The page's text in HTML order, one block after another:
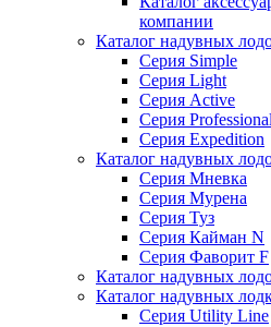
компании
Каталог надувных
Серия Simple
Серия Light
Серия Active
Серия Professional
Серия Expedition
Каталог надувных
Серия Мневка
Серия Мурена
Серия Туз
Серия Кайман N
Серия Фаворит F
Каталог надувных
Каталог надувных
Серия Utility Line